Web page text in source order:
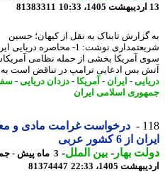
81383311
تابناک به نقل از کیهان؛ حسین
شریعتمداری نوشت: 1- محاصره دریایی ایران از
آمریکا بخشی از حمله نظامی آمریکاست
ادعایی ترامپ در تناقض است به بیان دیگر، - 2- با توجه
-ایران - آمریکا- دزدان دریایی -سفیر و
اسلامی ایران
درخواست غرامت مادی و
6 کشور عربی
بهار -بین الملل-
3 ماه
1405، 22:33
81374447